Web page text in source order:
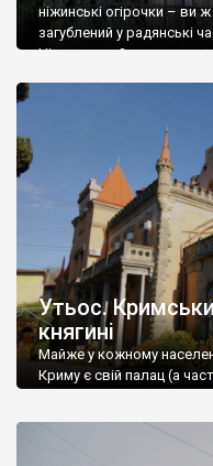
ніжинські огірочки – ви
загублений у радянські
Ніжин греки?
Утьос.
княгині
Майже у кожному
Криму є свій палац (а